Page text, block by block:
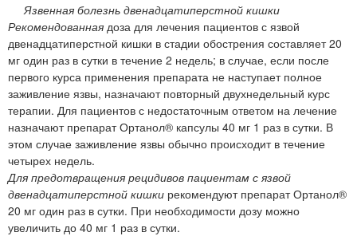
Язвенная болезнь двенадцатиперстной кишки
Рекомендованная доза для лечения пациентов с язвой
двенадцатиперстной кишки в стадии обострения составляет 20
мг один раз в сутки в течение 2 недель; в случае, если после
первого курса применения препарата не наступает полное
заживление язвы, назначают повторный двухнедельный курс
терапии. Для пациентов с недостаточным ответом на лечение
назначают препарат Ортанол® капсулы 40 мг 1 раз в сутки. В
этом случае заживление язвы обычно происходит в течение
четырех недель.
Для предотвращения рецидивов пациентам с язвой
двенадцатиперстной кишки рекомендуют препарат Ортанол®
20 мг один раз в сутки. При необходимости дозу можно
увеличить до 40 мг 1 раз в сутки.